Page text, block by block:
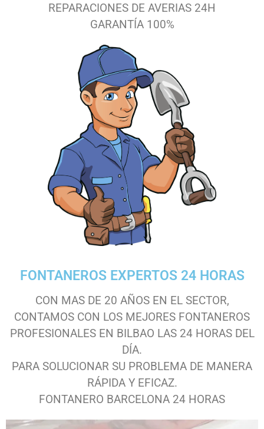
REPARACIONES DE AVERIAS 24H
GARANTÍA 100%
FONTANEROS EXPERTOS 24 HORAS
CON MAS DE 20 AÑOS EN EL SECTOR,
CONTAMOS CON LOS MEJORES FONTANEROS
PROFESIONALES EN BILBAO LAS 24 HORAS DEL
DÍA.
PARA SOLUCIONAR SU PROBLEMA DE MANERA
RÁPIDA Y EFICAZ.
FONTANERO BARCELONA 24 HORAS